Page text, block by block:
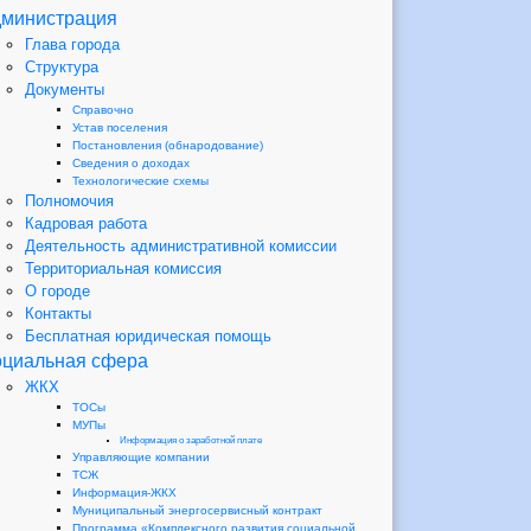
Глава города
Структура
Документы
Справочно
Устав поселения
Постановления (обнародование)
Сведения о доходах
Технологические схемы
Полномочия
Кадровая работа
Деятельность административной комиссии
Территориальная комиссия
О городе
Контакты
Бесплатная юридическая помощь
сфера
ЖКХ
ТОСы
МУПы
Информация о заработной плате
Управляющие компании
ТСЖ
Информация-ЖКХ
Муниципальный энергосервисный контракт
Программа «Комплексного развития социальной